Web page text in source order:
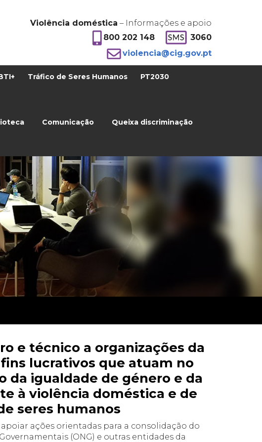
Violência doméstica – Informações e apoio
800 202 148
3060
violencia@cig.gov.pt
Tráfico de Seres Humanos PT2030
Comunicação Queixa discriminação
e técnico a organizações da
lucrativos que atuam no
da igualdade de género e da
à violência doméstica e de
seres humanos
ações orientadas para a consolidação do
(ONG) e outras entidades da